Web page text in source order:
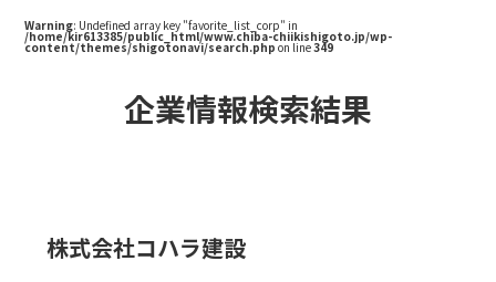
Warning: Undefined array key "favorite_list_corp" in
/home/kir613385/public_html/www.chiba-chiikishigoto.jp/wp-
content/themes/shigotonavi/search.php on line349
企業情報検索結果
株式会社コハラ建設